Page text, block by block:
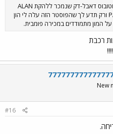
בתמונה אנו רואים אוטובוס דאבל-דק שנמכר ללהקת ALAN
PARSONS PROJECT ורק תדע לך שהפוסטר הזה עלה לי הון
המון מתמודדים במכירה פומבית.
רכבת
New
#16